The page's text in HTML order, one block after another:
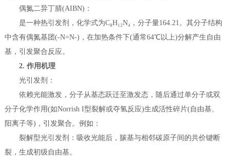
偶氮二异丁腈(AIBN)：
是一种热引发剂，化学式为C₈H₁₂N₄，分子量164.21。其分子结构
中含有偶氮基团(-N=N-)，在加热条件下(通常64℃以上)分解产生自由
基，引发聚合反应。
2. 作用机理
光引发剂：
依赖光能激发，分子从基态跃迁至激发态，随后通过单分子或双
分子化学作用(如Norrish I型裂解或夺氢反应)生成活性碎片(自由基、
阳离子等)，引发聚合。例如：
裂解型光引发剂：吸收光能后，羰基与相邻碳原子间的共价键断
裂，生成初级自由基。